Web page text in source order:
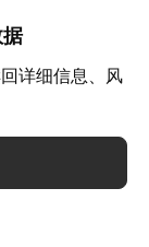
详细信息、风